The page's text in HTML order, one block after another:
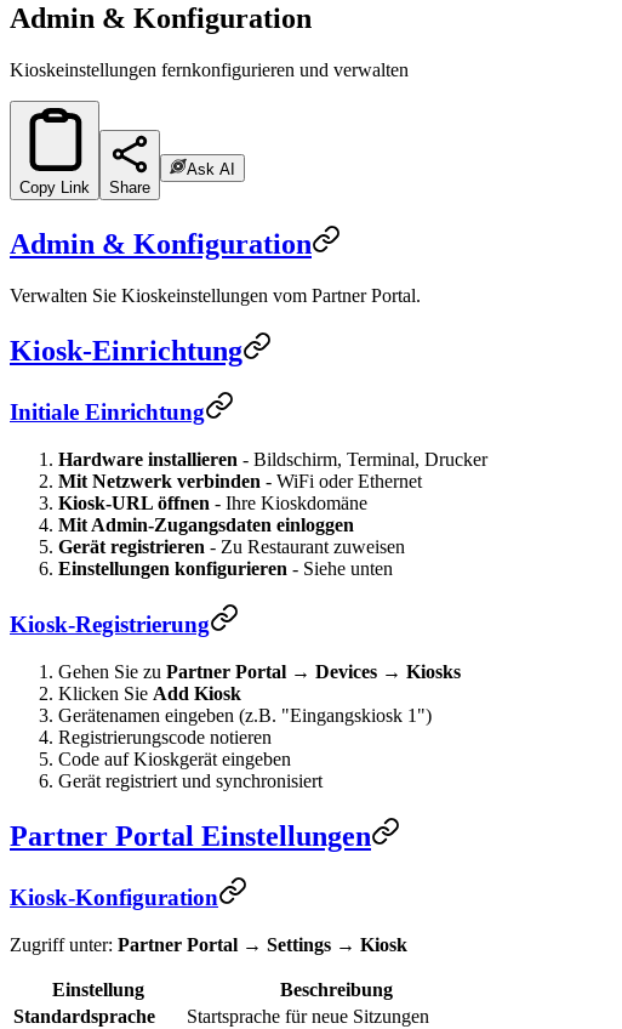
Admin & Konfiguration
Kioskeinstellungen fernkonfigurieren und verwalten
Copy Link Share
Ask AI
Admin & Konfiguration
Verwalten Sie Kioskeinstellungen vom Partner Portal.
Kiosk-Einrichtung
Initiale Einrichtung
Hardware installieren - Bildschirm, Terminal, Drucker
Mit Netzwerk verbinden - WiFi oder Ethernet
Kiosk-URL öffnen - Ihre Kioskdomäne
Mit Admin-Zugangsdaten einloggen
Gerät registrieren - Zu Restaurant zuweisen
Einstellungen konfigurieren - Siehe unten
Kiosk-Registrierung
Gehen Sie zu Partner Portal → Devices → Kiosks
Klicken Sie Add Kiosk
Gerätenamen eingeben (z.B. "Eingangskiosk 1")
Registrierungscode notieren
Code auf Kioskgerät eingeben
Gerät registriert und synchronisiert
Partner Portal Einstellungen
Kiosk-Konfiguration
Zugriff unter: Partner Portal → Settings → Kiosk
Einstellung
Beschreibung
Standardsprache
Startsprache für neue Sitzungen